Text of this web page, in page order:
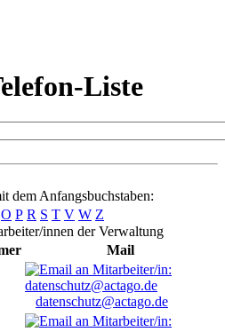
Liste
dem Anfangsbuchstaben:
O P R S T V W Z
innen der Verwaltung
Mail
datenschutz@actago.de